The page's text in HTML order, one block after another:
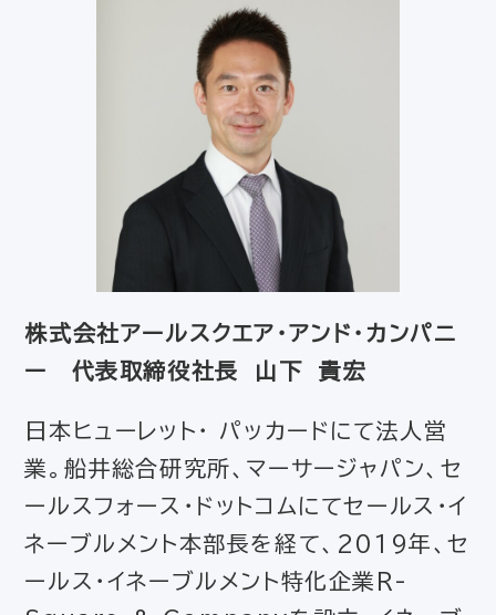
株式会社アールスクエア・アンド・カンパニ
ー 代表取締役社長 山下 貴宏
日本ヒューレット・ パッカードにて法人営
業。船井総合研究所、マーサージャパン、セ
ールスフォース・ドットコムにてセールス・イ
ネーブルメント本部長を経て、2019年、セ
ールス・イネーブルメント特化企業R-